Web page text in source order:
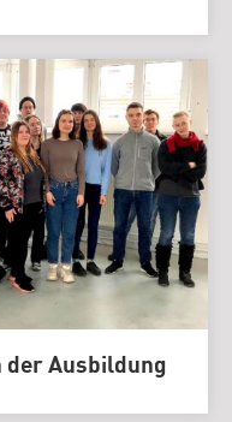
der Ausbildung